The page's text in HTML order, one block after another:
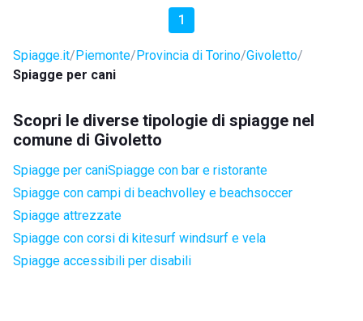
1
Spiagge.it Piemonte Provincia di Torino Givoletto
Spiagge per cani
Scopri le diverse tipologie di spiagge nel
comune di Givoletto
Spiagge per caniSpiagge con bar e ristorante
Spiagge con campi di beachvolley e beachsoccer
Spiagge attrezzate
Spiagge con corsi di kitesurf windsurf e vela
Spiagge accessibili per disabili